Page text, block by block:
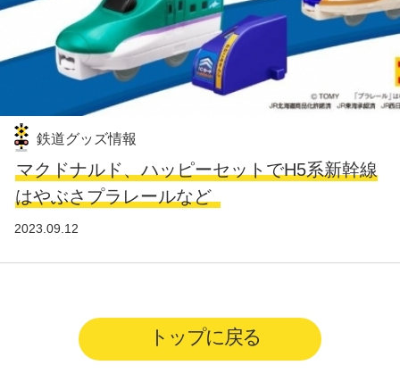
鉄道グッズ情報
マクドナルド、ハッピーセットでH5系新幹線
はやぶさプラレールなど
2023.09.12
トップに戻る